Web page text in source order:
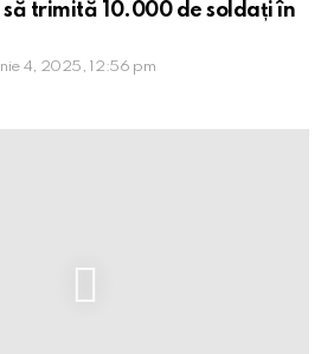
trimită 10.000 de soldați în
4, 2025, 12:56 pm